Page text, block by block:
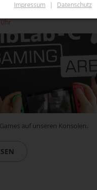
auf unseren Konsolen.
Impressum | Datenschutz